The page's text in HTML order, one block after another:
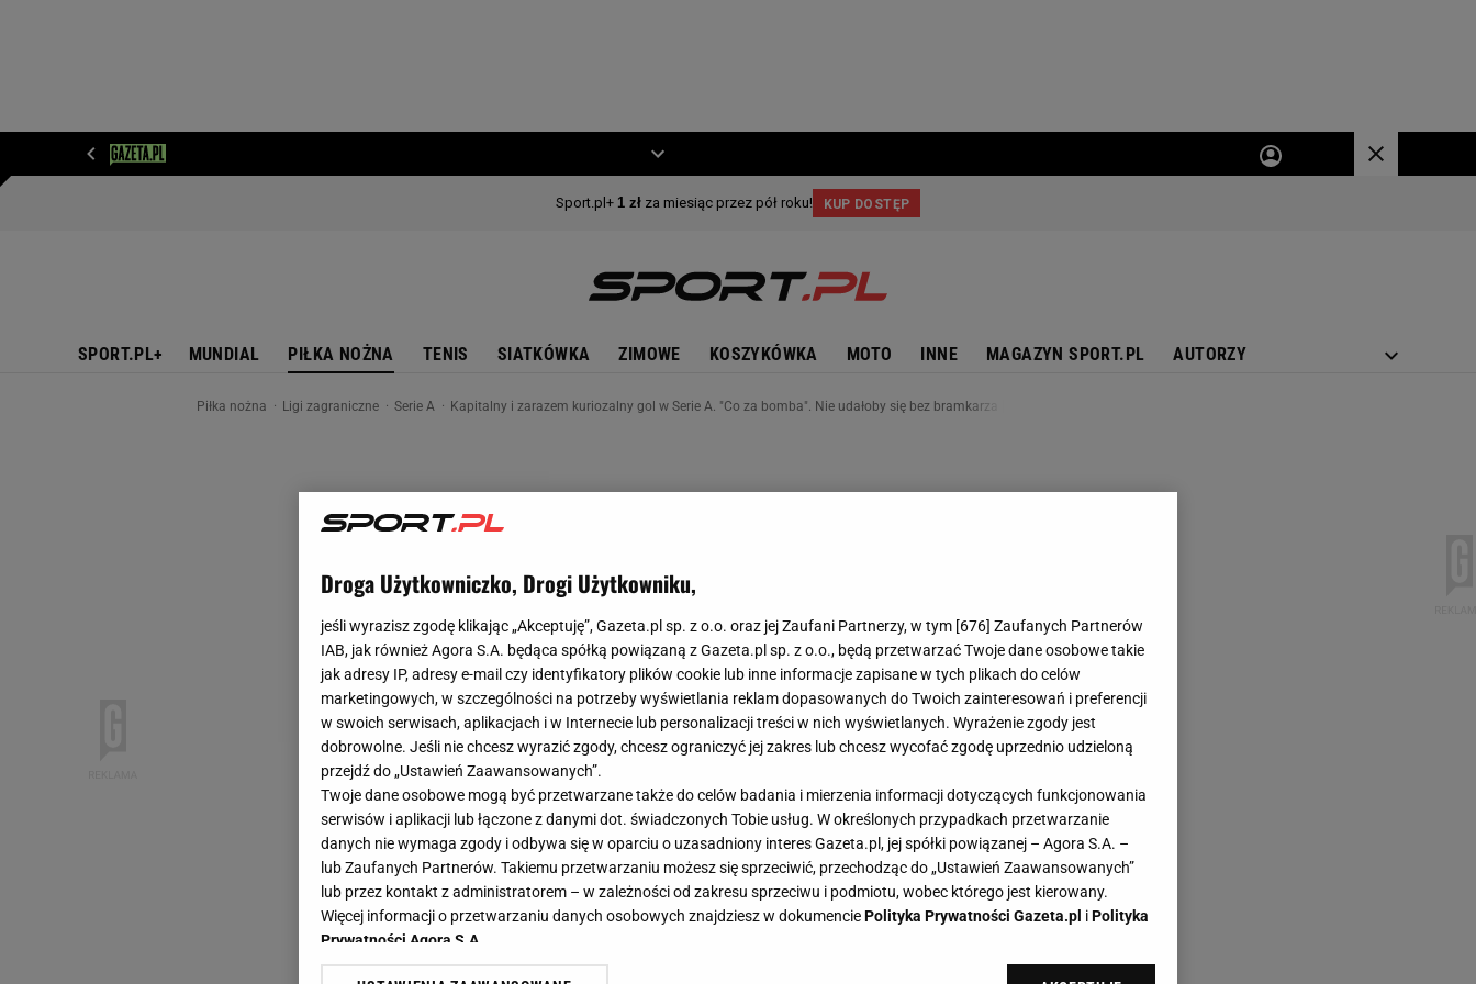
SPORT.PL+ MUNDIAL PIŁKA NOŻNA TENIS SIATKÓWKA ZIMOWE KOSZYKÓWKA MOTO INNE MAGAZYN SPORT.PL AUTORZY
Piłka nożna Ligi zagraniczne Serie A Kapitalny i zarazem kuriozalny gol w Serie A. "Co za bomba". Nie udałoby się bez bramkarza [WIDEO]
Droga Użytkowniczko, Drogi Użytkowniku,
jeśli wyrazisz zgodę klikając „Akceptuję”, Gazeta.pl sp. z o.o. oraz jej Zaufani Partnerzy, w tym [676] Zaufanych Partnerów
IAB, jak również Agora S.A. będąca spółką powiązaną z Gazeta.pl sp. z o.o., będą przetwarzać Twoje dane osobowe takie
jak adresy IP, adresy e-mail czy identyfikatory plików cookie lub inne informacje zapisane w tych plikach do celów
marketingowych, w szczególności na potrzeby wyświetlania reklam dopasowanych do Twoich zainteresowań i preferencji
w swoich serwisach, aplikacjach i w Internecie lub personalizacji treści w nich wyświetlanych. Wyrażenie zgody jest
dobrowolne. Jeśli nie chcesz wyrazić zgody, chcesz ograniczyć jej zakres lub chcesz wycofać zgodę uprzednio udzieloną
przejdź do „Ustawień Zaawansowanych”.
Twoje dane osobowe mogą być przetwarzane także do celów badania i mierzenia informacji dotyczących funkcjonowania
serwisów i aplikacji lub łączone z danymi dot. świadczonych Tobie usług. W określonych przypadkach przetwarzanie
danych nie wymaga zgody i odbywa się w oparciu o uzasadniony interes Gazeta.pl, jej spółki powiązanej – Agora S.A. –
lub Zaufanych Partnerów. Takiemu przetwarzaniu możesz się sprzeciwić, przechodząc do „Ustawień Zaawansowanych”
lub przez kontakt z administratorem – w zależności od zakresu sprzeciwu i podmiotu, wobec którego jest kierowany.
Więcej informacji o przetwarzaniu danych osobowych znajdziesz w dokumenciePolityka Prywatności Gazeta.pl iPolityka
Prywatności Agora S.A.